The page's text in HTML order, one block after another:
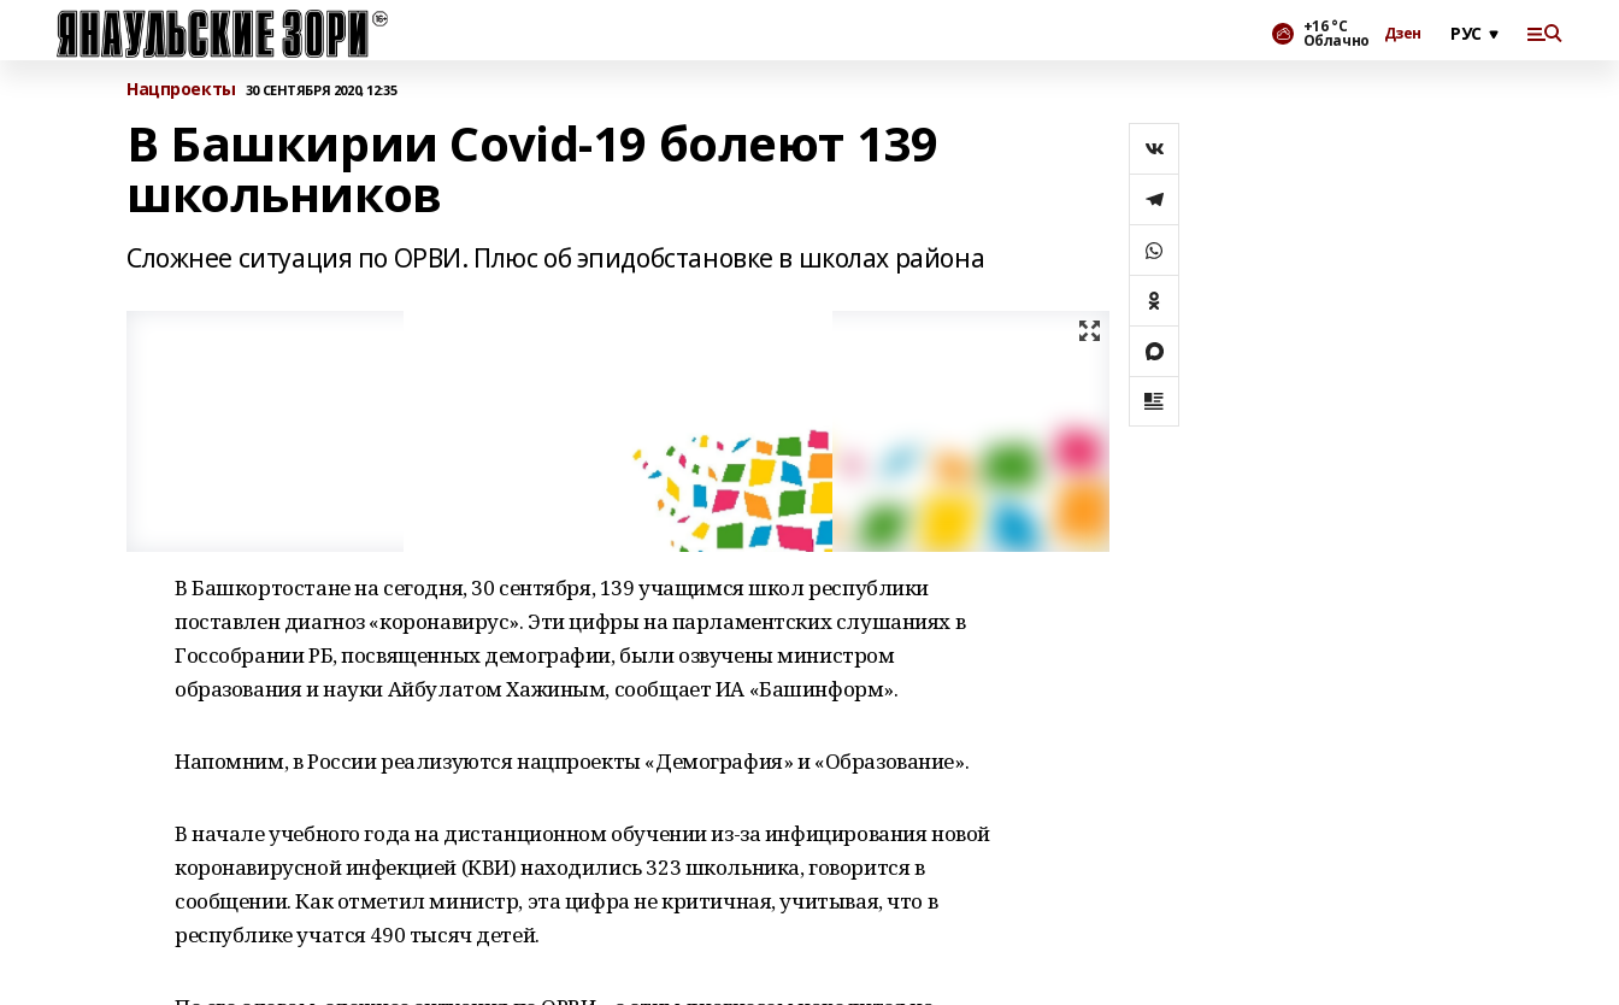
+16 °С
Облачно Дзен
Нацпроекты 30 СЕНТЯБРЯ 2020, 12:35
В Башкирии Covid-19 болеют 139
школьников
Сложнее ситуация по ОРВИ. Плюс об эпидобстановке в школах района
В Башкортостане на сегодня, 30 сентября, 139 учащимся школ республики
поставлен диагноз «коронавирус». Эти цифры на парламентских слушаниях в
Госсобрании РБ, посвященных демографии, были озвучены министром
образования и науки Айбулатом Хажиным, сообщает ИА «Башинформ».
Напомним, в России реализуются нацпроекты «Демография» и «Образование».
В начале учебного года на дистанционном обучении из-за инфицирования новой
коронавирусной инфекцией (КВИ) находились 323 школьника, говорится в
сообщении. Как отметил министр, эта цифра не критичная, учитывая, что в
республике учатся 490 тысяч детей.